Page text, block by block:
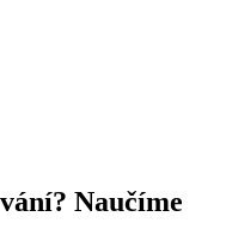
Naučíme